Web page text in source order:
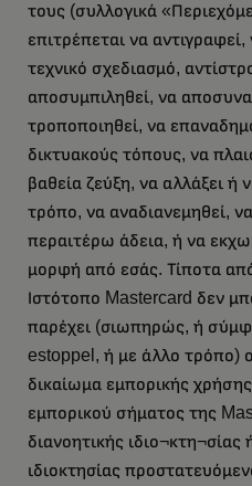
τους (συλλογικά
επιτρέπεται να
τεχνικό σχεδιασμό,
αποσυμπιληθεί, να
τροποποιηθεί, να
δικτυακούς τόπους, να
βαθεία ζεύξη, να αλλάξει ή
τρόπο, να αναδιανεμηθεί,
περαιτέρω άδεια, ή να
μορφή από εσάς. Τίποτα
Ιστότοπο Mastercard δεν
παρέχει (σιωπηρώς, ή
estoppel, ή με άλλο τρόπο)
δικαίωμα εμπορικής
εμπορικού σήματος της
διανοητικής
ιδιοκτησίας